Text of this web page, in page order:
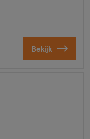
Bekijk